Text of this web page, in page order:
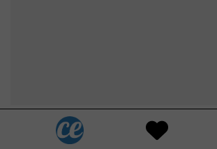
20. Nettoie les taches